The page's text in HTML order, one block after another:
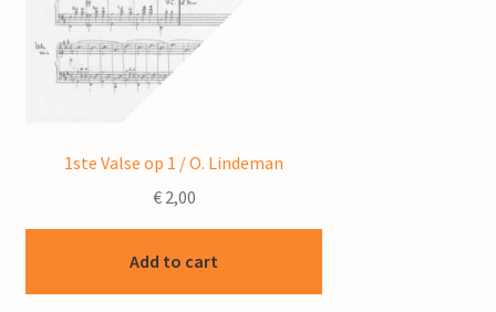
1ste Valse op 1 / O. Lindeman
€2,00
Add to cart